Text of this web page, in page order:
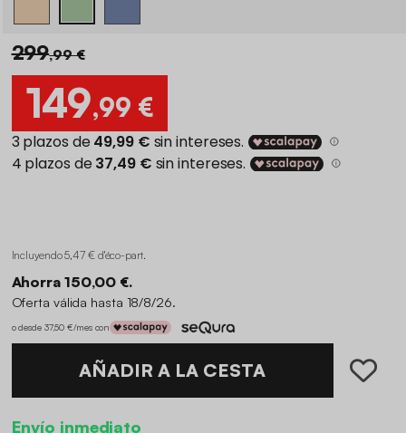
299,99 €
149,99 €
Incluyendo 5,47 € d'éco-part.
Ahorra 150,00 €.
Oferta válida hasta 18/8/26.
o desde 37,50 €/mes con
AÑADIR A LA CESTA
Envío inmediato